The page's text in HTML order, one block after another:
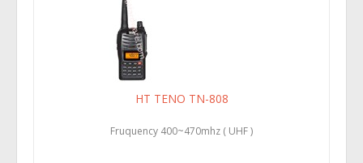
HT TENO TN-808
Fruquency 400~470mhz ( UHF )